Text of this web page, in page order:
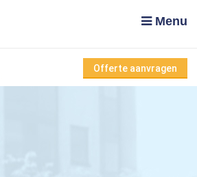
Menu
Offerte aanvragen